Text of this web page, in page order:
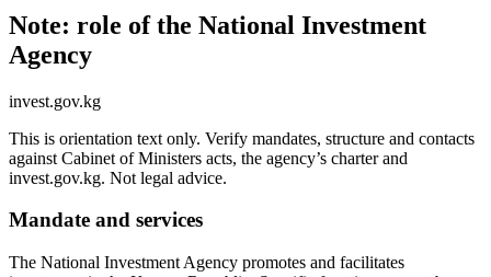
Note: role of the National Investment
Agency
invest.gov.kg
This is orientation text only. Verify mandates, structure and contacts
against Cabinet of Ministers acts, the agency’s charter and
invest.gov.kg. Not legal advice.
Mandate and services
The National Investment Agency promotes and facilitates